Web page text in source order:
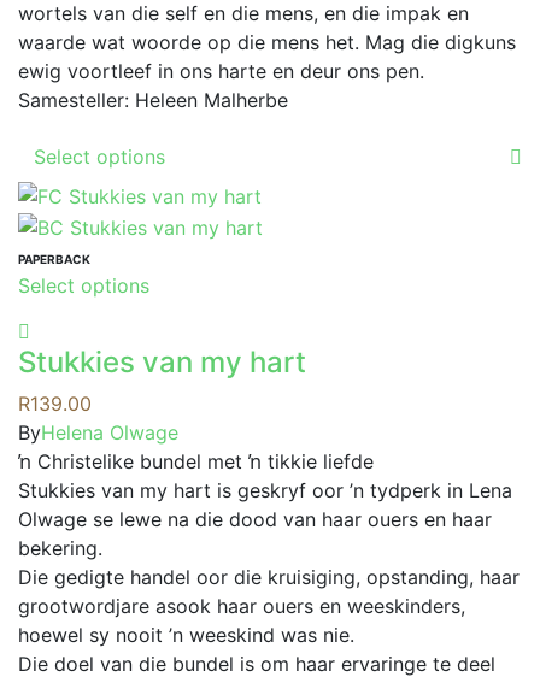
wortels van die self en die mens, en die impak en
waarde wat woorde op die mens het. Mag die digkuns
ewig voortleef in ons harte en deur ons pen.
Samesteller: Heleen Malherbe
Select options
has
multiple
may
be
the
product
page
PAPERBACK
Select optionsThis
multiple
The
options
may
be
on
the
product
page
Stukkies van my hart
R139.00
ByHelena Olwage
ŉ Christelike bundel met ŉ tikkie liefde
Stukkies van my hart is geskryf oor ’n tydperk in Lena
Olwage se lewe na die dood van haar ouers en haar
bekering.
Die gedigte handel oor die kruisiging, opstanding, haar
grootwordjare asook haar ouers en weeskinders,
hoewel sy nooit ’n weeskind was nie.
Die doel van die bundel is om haar ervaringe te deel